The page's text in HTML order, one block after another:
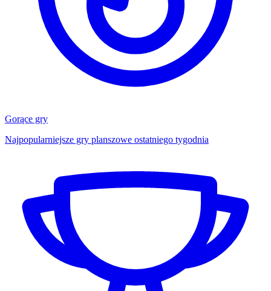
Gorące gry
Najpopularniejsze gry planszowe ostatniego tygodnia